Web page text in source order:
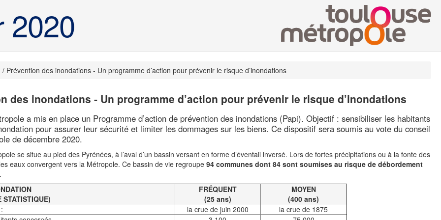
2020
Prévention des inondations - Un programme d’action pour prévenir le risque d’inondations
des inondations - Un programme d’action pour prévenir le risque d’inondations
a mis en place un Programme d’action de prévention des inondations (Papi). Objectif : sensibiliser les habitants
pour assurer leur sécurité et limiter les dommages sur les biens. Ce dispositif sera soumis au vote du conseil
de décembre 2020.
se situe au pied des Pyrénées, à l’aval d’un bassin versant en forme d’éventail inversé. Lors de fortes précipitations ou à la fonte des
eaux convergent vers la Métropole. Ce bassin de vie regroupe94 communes dont 84 sont soumises au risque de débordement
STATISTIQUE)
FRÉQUENT
(25 ans)
MOYEN
(400 ans)
la crue de juin 2000
la crue de 1875